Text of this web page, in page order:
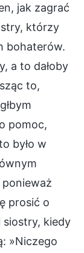
jak zagrać
którzy
bohaterów.
a to dałoby
to,
pomoc,
było w
ponieważ
prosić o
siostry, kiedy
»Niczego